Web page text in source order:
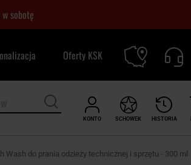
sobotę
Oferty KSK
KONTO HISTORIA
SCHOWEK
Wash do prania odzieży technicznej i sprzętu - 300 ml